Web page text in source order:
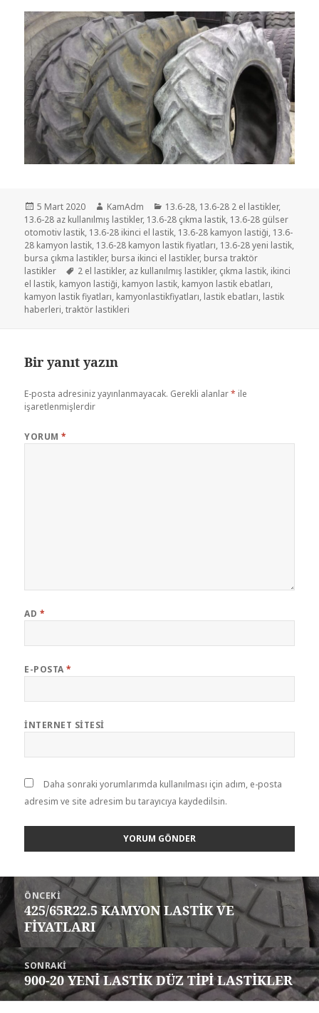
Yayın
tarihi
5 Mart 2020 Yazar
KamAdm Kategoriler
13.6-28, 13.6-28 2 el lastikler,
13.6-28 az kullanılmış lastikler, 13.6-28 çıkma lastik, 13.6-28 gülser
otomotiv lastik, 13.6-28 ikinci el lastik, 13.6-28 kamyon lastiği, 13.6-
28 kamyon lastik, 13.6-28 kamyon lastik fiyatları, 13.6-28 yeni lastik,
bursa çıkma lastikler, bursa ikinci el lastikler, bursa traktör
lastikler
Etiketler
2 el lastikler, az kullanılmış lastikler, çıkma lastik, ikinci
el lastik, kamyon lastiği, kamyon lastik, kamyon lastik ebatları,
kamyon lastik fiyatları, kamyonlastikfiyatları, lastik ebatları, lastik
haberleri,traktör lastikleri
Bir yanıt yazın
E-posta adresiniz yayınlanmayacak. Gerekli alanlar* ile
işaretlenmişlerdir
YORUM*
AD *
E-POSTA*
İNTERNET SITESI
Daha sonraki yorumlarımda kullanılması için adım, e-posta
adresim ve site adresim bu tarayıcıya kaydedilsin.
Yazı
gezinmesi
ÖNCEKI
Önceki
yazı:
425/65R22.5 KAMYON LASTİK VE
FİYATLARI
SONRAKI
Sonraki
yazı:
900-20 YENİ LASTİK DÜZ TİPİ LASTİKLER